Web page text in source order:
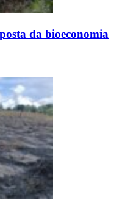
da bioeconomia